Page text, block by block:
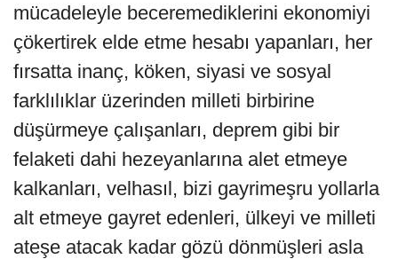
mücadeleyle beceremediklerini ekonomiyi
çökertirek elde etme hesabı yapanları, her
fırsatta inanç, köken, siyasi ve sosyal
farklılıklar üzerinden milleti birbirine
düşürmeye çalışanları, deprem gibi bir
felaketi dahi hezeyanlarına alet etmeye
kalkanları, velhasıl, bizi gayrimeşru yollarla
alt etmeye gayret edenleri, ülkeyi ve milleti
ateşe atacak kadar gözü dönmüşleri asla